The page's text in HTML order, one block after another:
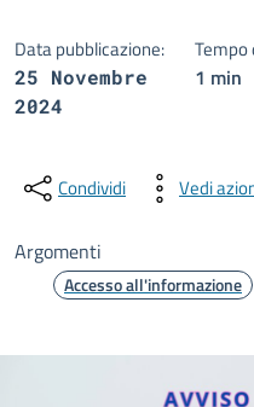
Data pubblicazione:
25 Novembre
2024
Tempo
1 min
Condividi Vedi
Argomenti
Accesso all'informazione